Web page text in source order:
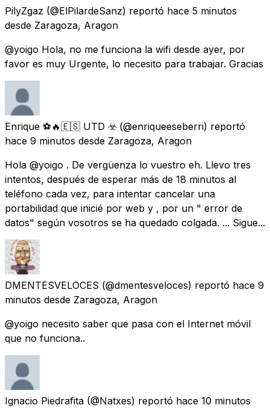
PilyZgaz (@ElPilardeSanz) reportó hace 5 minutos
desde Zaragoza, Aragon
@yoigo Hola, no me funciona la wifi desde ayer, por
favor es muy Urgente, lo necesito para trabajar. Gracias
Enrique ⚽🔥🇪🇸 UTD ☣️ (@enriqueeseberri) reportó
hace 9 minutos desde Zaragoza, Aragon
Hola @yoigo . De vergüenza lo vuestro eh. Llevo tres
intentos, después de esperar más de 18 minutos al
teléfono cada vez, para intentar cancelar una
portabilidad que inicié por web y , por un " error de
datos" según vosotros se ha quedado colgada. ... Sigue...
DMENTESVELOCES (@dmentesveloces) reportó hace 9
minutos desde Zaragoza, Aragon
@yoigo necesito saber que pasa con el Internet móvil
que no funciona..
Ignacio Piedrafita (@Natxes) reportó hace 10 minutos